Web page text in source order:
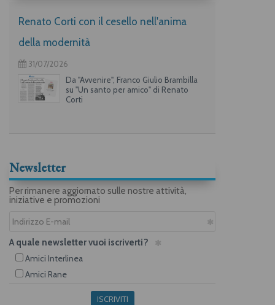
Renato Corti con il cesello nell'anima
della modernità
31/07/2026
Da "Avvenire", Franco Giulio Brambilla
su "Un santo per amico" di Renato
Corti
Newsletter
Per rimanere aggiornato sulle nostre attività,
iniziative e promozioni
A quale newsletter vuoi iscriverti?
Amici Interlinea
Amici Rane
ISCRIVITI